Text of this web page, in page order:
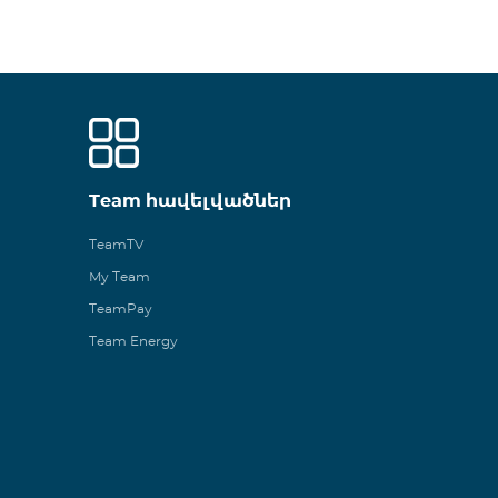
Team հավելվածներ
TeamTV
My Team
TeamPay
Team Energy